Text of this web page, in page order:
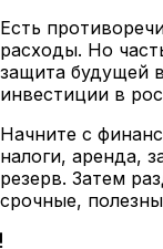
Есть
расходы. Но
защита будущей
инвестиции в
Начните с
налоги, аренда,
резерв. Затем
срочные,